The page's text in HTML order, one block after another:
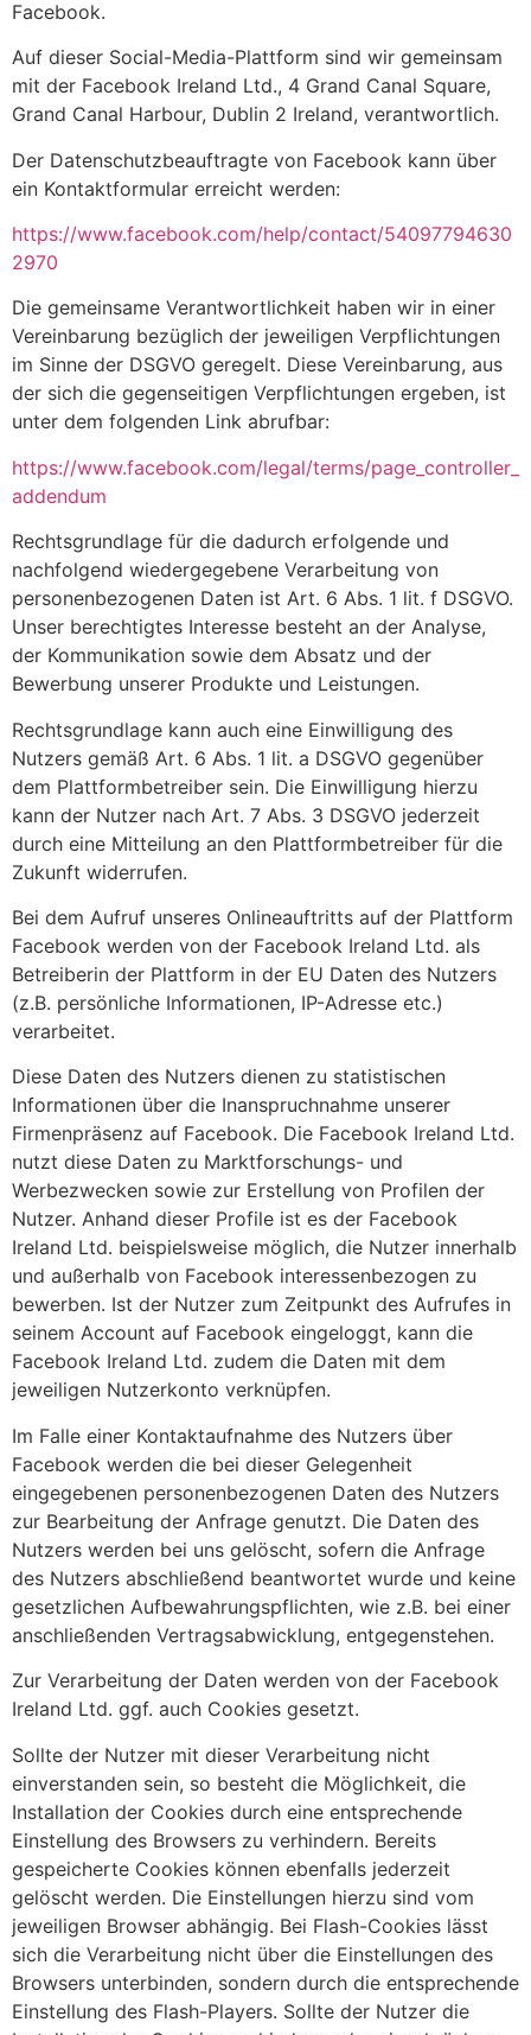
Facebook.
Auf dieser Social-Media-Plattform sind wir gemeinsam
mit der Facebook Ireland Ltd., 4 Grand Canal Square,
Grand Canal Harbour, Dublin 2 Ireland, verantwortlich.
Der Datenschutzbeauftragte von Facebook kann über
ein Kontaktformular erreicht werden:
https://www.facebook.com/help/contact/54097794630
2970
Die gemeinsame Verantwortlichkeit haben wir in einer
Vereinbarung bezüglich der jeweiligen Verpflichtungen
im Sinne der DSGVO geregelt. Diese Vereinbarung, aus
der sich die gegenseitigen Verpflichtungen ergeben, ist
unter dem folgenden Link abrufbar:
https://www.facebook.com/legal/terms/page_controller_
addendum
Rechtsgrundlage für die dadurch erfolgende und
nachfolgend wiedergegebene Verarbeitung von
personenbezogenen Daten ist Art. 6 Abs. 1 lit. f DSGVO.
Unser berechtigtes Interesse besteht an der Analyse,
der Kommunikation sowie dem Absatz und der
Bewerbung unserer Produkte und Leistungen.
Rechtsgrundlage kann auch eine Einwilligung des
Nutzers gemäß Art. 6 Abs. 1 lit. a DSGVO gegenüber
dem Plattformbetreiber sein. Die Einwilligung hierzu
kann der Nutzer nach Art. 7 Abs. 3 DSGVO jederzeit
durch eine Mitteilung an den Plattformbetreiber für die
Zukunft widerrufen.
Bei dem Aufruf unseres Onlineauftritts auf der Plattform
Facebook werden von der Facebook Ireland Ltd. als
Betreiberin der Plattform in der EU Daten des Nutzers
(z.B. persönliche Informationen, IP-Adresse etc.)
verarbeitet.
Diese Daten des Nutzers dienen zu statistischen
Informationen über die Inanspruchnahme unserer
Firmenpräsenz auf Facebook. Die Facebook Ireland Ltd.
nutzt diese Daten zu Marktforschungs- und
Werbezwecken sowie zur Erstellung von Profilen der
Nutzer. Anhand dieser Profile ist es der Facebook
Ireland Ltd. beispielsweise möglich, die Nutzer innerhalb
und außerhalb von Facebook interessenbezogen zu
bewerben. Ist der Nutzer zum Zeitpunkt des Aufrufes in
seinem Account auf Facebook eingeloggt, kann die
Facebook Ireland Ltd. zudem die Daten mit dem
jeweiligen Nutzerkonto verknüpfen.
Im Falle einer Kontaktaufnahme des Nutzers über
Facebook werden die bei dieser Gelegenheit
eingegebenen personenbezogenen Daten des Nutzers
zur Bearbeitung der Anfrage genutzt. Die Daten des
Nutzers werden bei uns gelöscht, sofern die Anfrage
des Nutzers abschließend beantwortet wurde und keine
gesetzlichen Aufbewahrungspflichten, wie z.B. bei einer
anschließenden Vertragsabwicklung, entgegenstehen.
Zur Verarbeitung der Daten werden von der Facebook
Ireland Ltd. ggf. auch Cookies gesetzt.
Sollte der Nutzer mit dieser Verarbeitung nicht
einverstanden sein, so besteht die Möglichkeit, die
Installation der Cookies durch eine entsprechende
Einstellung des Browsers zu verhindern. Bereits
gespeicherte Cookies können ebenfalls jederzeit
gelöscht werden. Die Einstellungen hierzu sind vom
jeweiligen Browser abhängig. Bei Flash-Cookies lässt
sich die Verarbeitung nicht über die Einstellungen des
Browsers unterbinden, sondern durch die entsprechende
Einstellung des Flash-Players. Sollte der Nutzer die